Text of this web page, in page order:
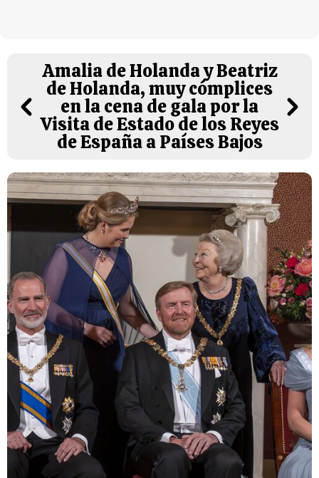
Amalia de Holanda y Beatriz
de Holanda, muy cómplices
en la cena de gala por la
Visita de Estado de los Reyes
de España a Países Bajos